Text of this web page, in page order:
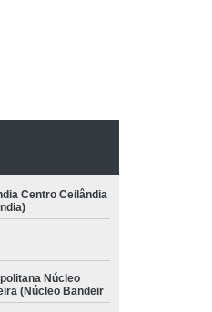
Bobath
Bobath
Centro Ceilândia
Núcleo
(Núcleo Bandeir